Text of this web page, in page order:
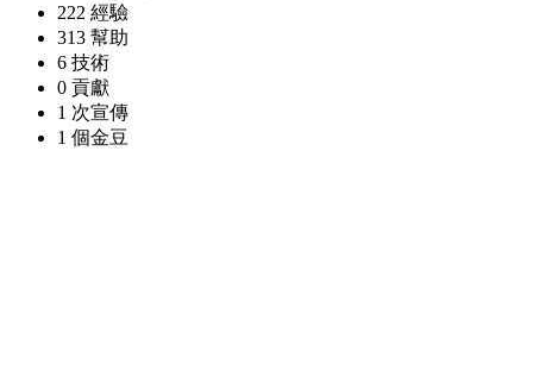
222 經驗
313 幫助
6 技術
0 貢獻
1 次宣傳
1 個金豆